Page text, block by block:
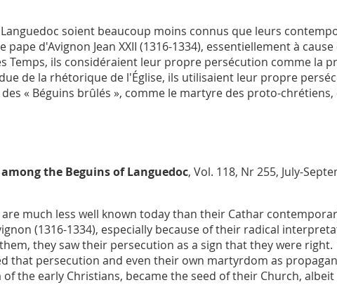
soient beaucoup moins connus que leurs
d'Avignon Jean XXII (1316-1334), essentiellement à
Temps, ils considéraient leur propre persécution comme la
de la rhétorique de l'Église, ils utilisaient leur propre
« Béguins brûlés », comme le martyre des proto-chrétiens,
the Beguins of Languedoc, Vol. 118, Nr 255, July-
much less well known today than their Cathar
(1316-1334), especially because of their radical
they saw their persecution as a sign that they were
that persecution and even their own martyrdom as
the early Christians, became the seed of their Church,